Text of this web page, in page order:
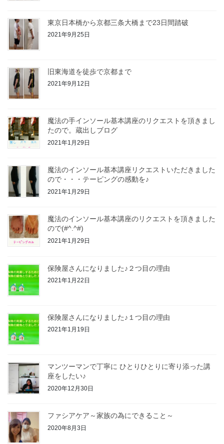
東京日本橋から京都三条大橋まで23日間踏破
2021年9月25日
旧東海道を徒歩で京都まで
2021年9月12日
魔法の手インソール基本講座のリクエストを頂きまし
たので。蔵出しブログ
2021年1月29日
魔法のインソール基本講座リクエストいただきました
ので・・・テーピングの感動を♪
2021年1月29日
魔法のインソール基本講座のリクエストを頂きました
ので(#^.^#)
2021年1月29日
保険屋さんになりました♪２つ目の理由
2021年1月22日
保険屋さんになりました♪１つ目の理由
2021年1月19日
マンツーマンで丁寧に ひとりひとりに寄り添った講
座をしたい♪
2020年12月30日
ファシアケア～家族の為にできること～
2020年8月3日